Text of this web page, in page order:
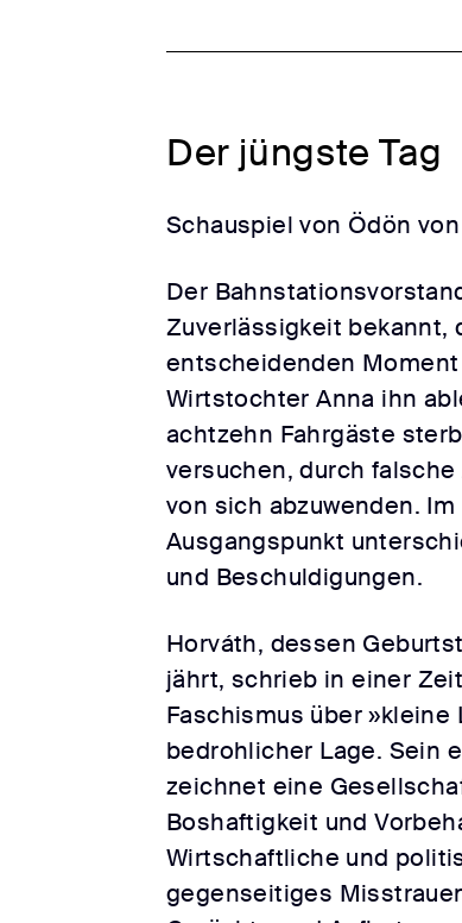
Der jüngste Tag
Schauspiel von Ödön
Der
Zuverlässigkeit bekannt,
entscheidenden
Wirtstochter Anna ihn
achtzehn Fahrgäste
versuchen, durch
von sich abzuwenden.
Ausgangspunkt
und Beschuldigungen.
Horváth, dessen
jährt, schrieb in einer
Faschismus über
bedrohlicher Lage. Sein
zeichnet eine
Boshaftigkeit und
Wirtschaftliche und
gegenseitiges